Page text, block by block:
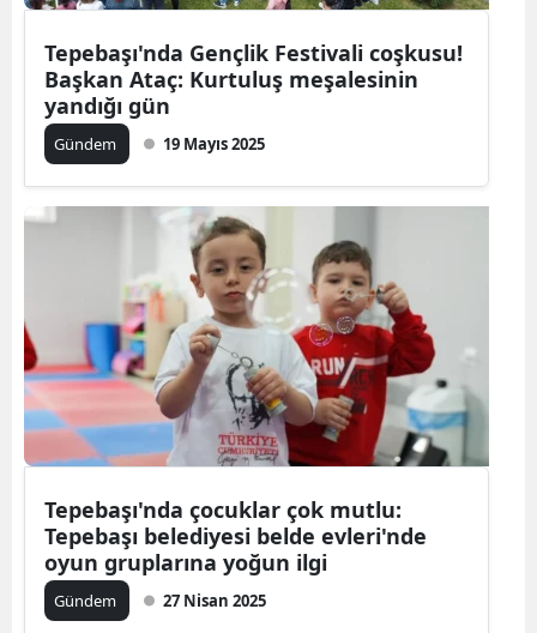
Tepebaşı'nda Gençlik Festivali coşkusu!
Başkan Ataç: Kurtuluş meşalesinin
yandığı gün
Gündem 19 Mayıs 2025
Tepebaşı'nda çocuklar çok mutlu:
Tepebaşı belediyesi belde evleri'nde
oyun gruplarına yoğun ilgi
Gündem 27 Nisan 2025